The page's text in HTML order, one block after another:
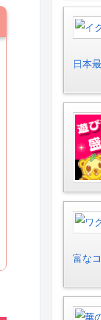
日本
富な